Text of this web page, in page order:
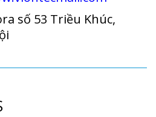
số 53 Triều Khúc,